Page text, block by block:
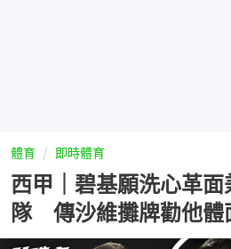
體育 即時體育
西甲｜碧基願洗心革
隊 傳沙維攤牌勸他體